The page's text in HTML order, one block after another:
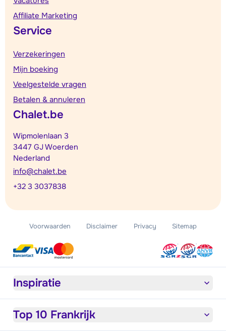
Affiliate Marketing
Service
Verzekeringen
Mijn boeking
Veelgestelde vragen
Betalen & annuleren
Chalet.be
Wipmolenlaan 3
3447 GJ Woerden
Nederland
info@chalet.be
+32 3 3037838
Voorwaarden Disclaimer Privacy Sitemap
Inspiratie
Top 10 Frankrijk